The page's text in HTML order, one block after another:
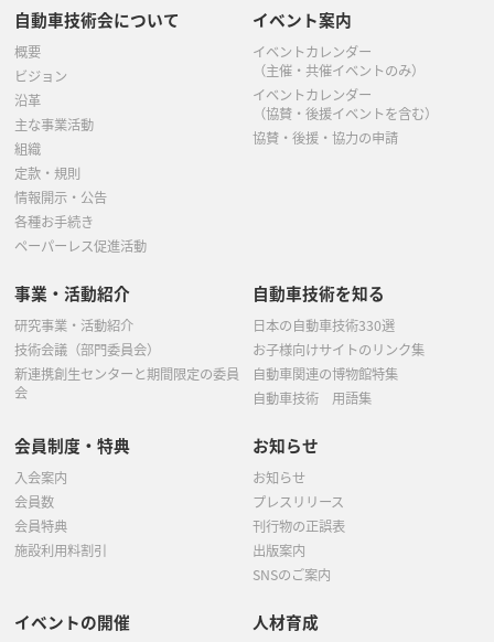
自動車技術会について
概要
ビジョン
沿革
主な事業活動
組織
定款・規則
情報開示・公告
各種お手続き
ペーパーレス促進活動
イベント案内
イベントカレンダー
（主催・共催イベントのみ）
イベントカレンダー
（協賛・後援イベントを含む）
協賛・後援・協力の申請
事業・活動紹介
研究事業・活動紹介
技術会議（部門委員会）
新連携創生センターと期間限定の委員
会
自動車技術を知る
日本の自動車技術330選
お子様向けサイトのリンク集
自動車関連の博物館特集
自動車技術 用語集
会員制度・特典
入会案内
会員数
会員特典
施設利用料割引
お知らせ
お知らせ
プレスリリース
刊行物の正誤表
出版案内
SNSのご案内
イベントの開催 人材育成